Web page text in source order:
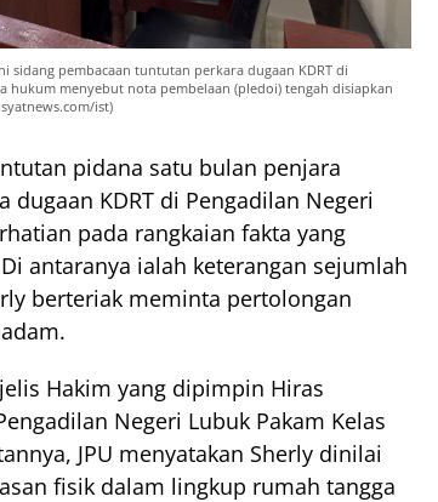
pembacaan tuntutan perkara dugaan KDRT di
hukum menyebut nota pembelaan (pledoi) tengah disiapkan
ist)
pidana satu bulan penjara
KDRT di Pengadilan Negeri
pada rangkaian fakta yang
antaranya ialah keterangan sejumlah
berteriak meminta pertolongan
Hakim yang dipimpin Hiras
Negeri Lubuk Pakam Kelas
JPU menyatakan Sherly dinilai
fisik dalam lingkup rumah tangga